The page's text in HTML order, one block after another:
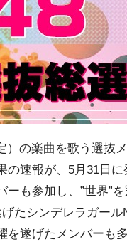
の楽曲を歌う選抜
の速報が、5月31日
も参加し、”世界”
たシンデレラガール
を遂げたメンバーも